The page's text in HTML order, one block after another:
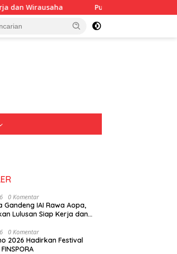
Puluhan Tenant Ramaikan Festival
0 Komentar
Gandeng IAI Rawa Aopa,
Lulusan Siap Kerja dan
0 Komentar
2026 Hadirkan Festival